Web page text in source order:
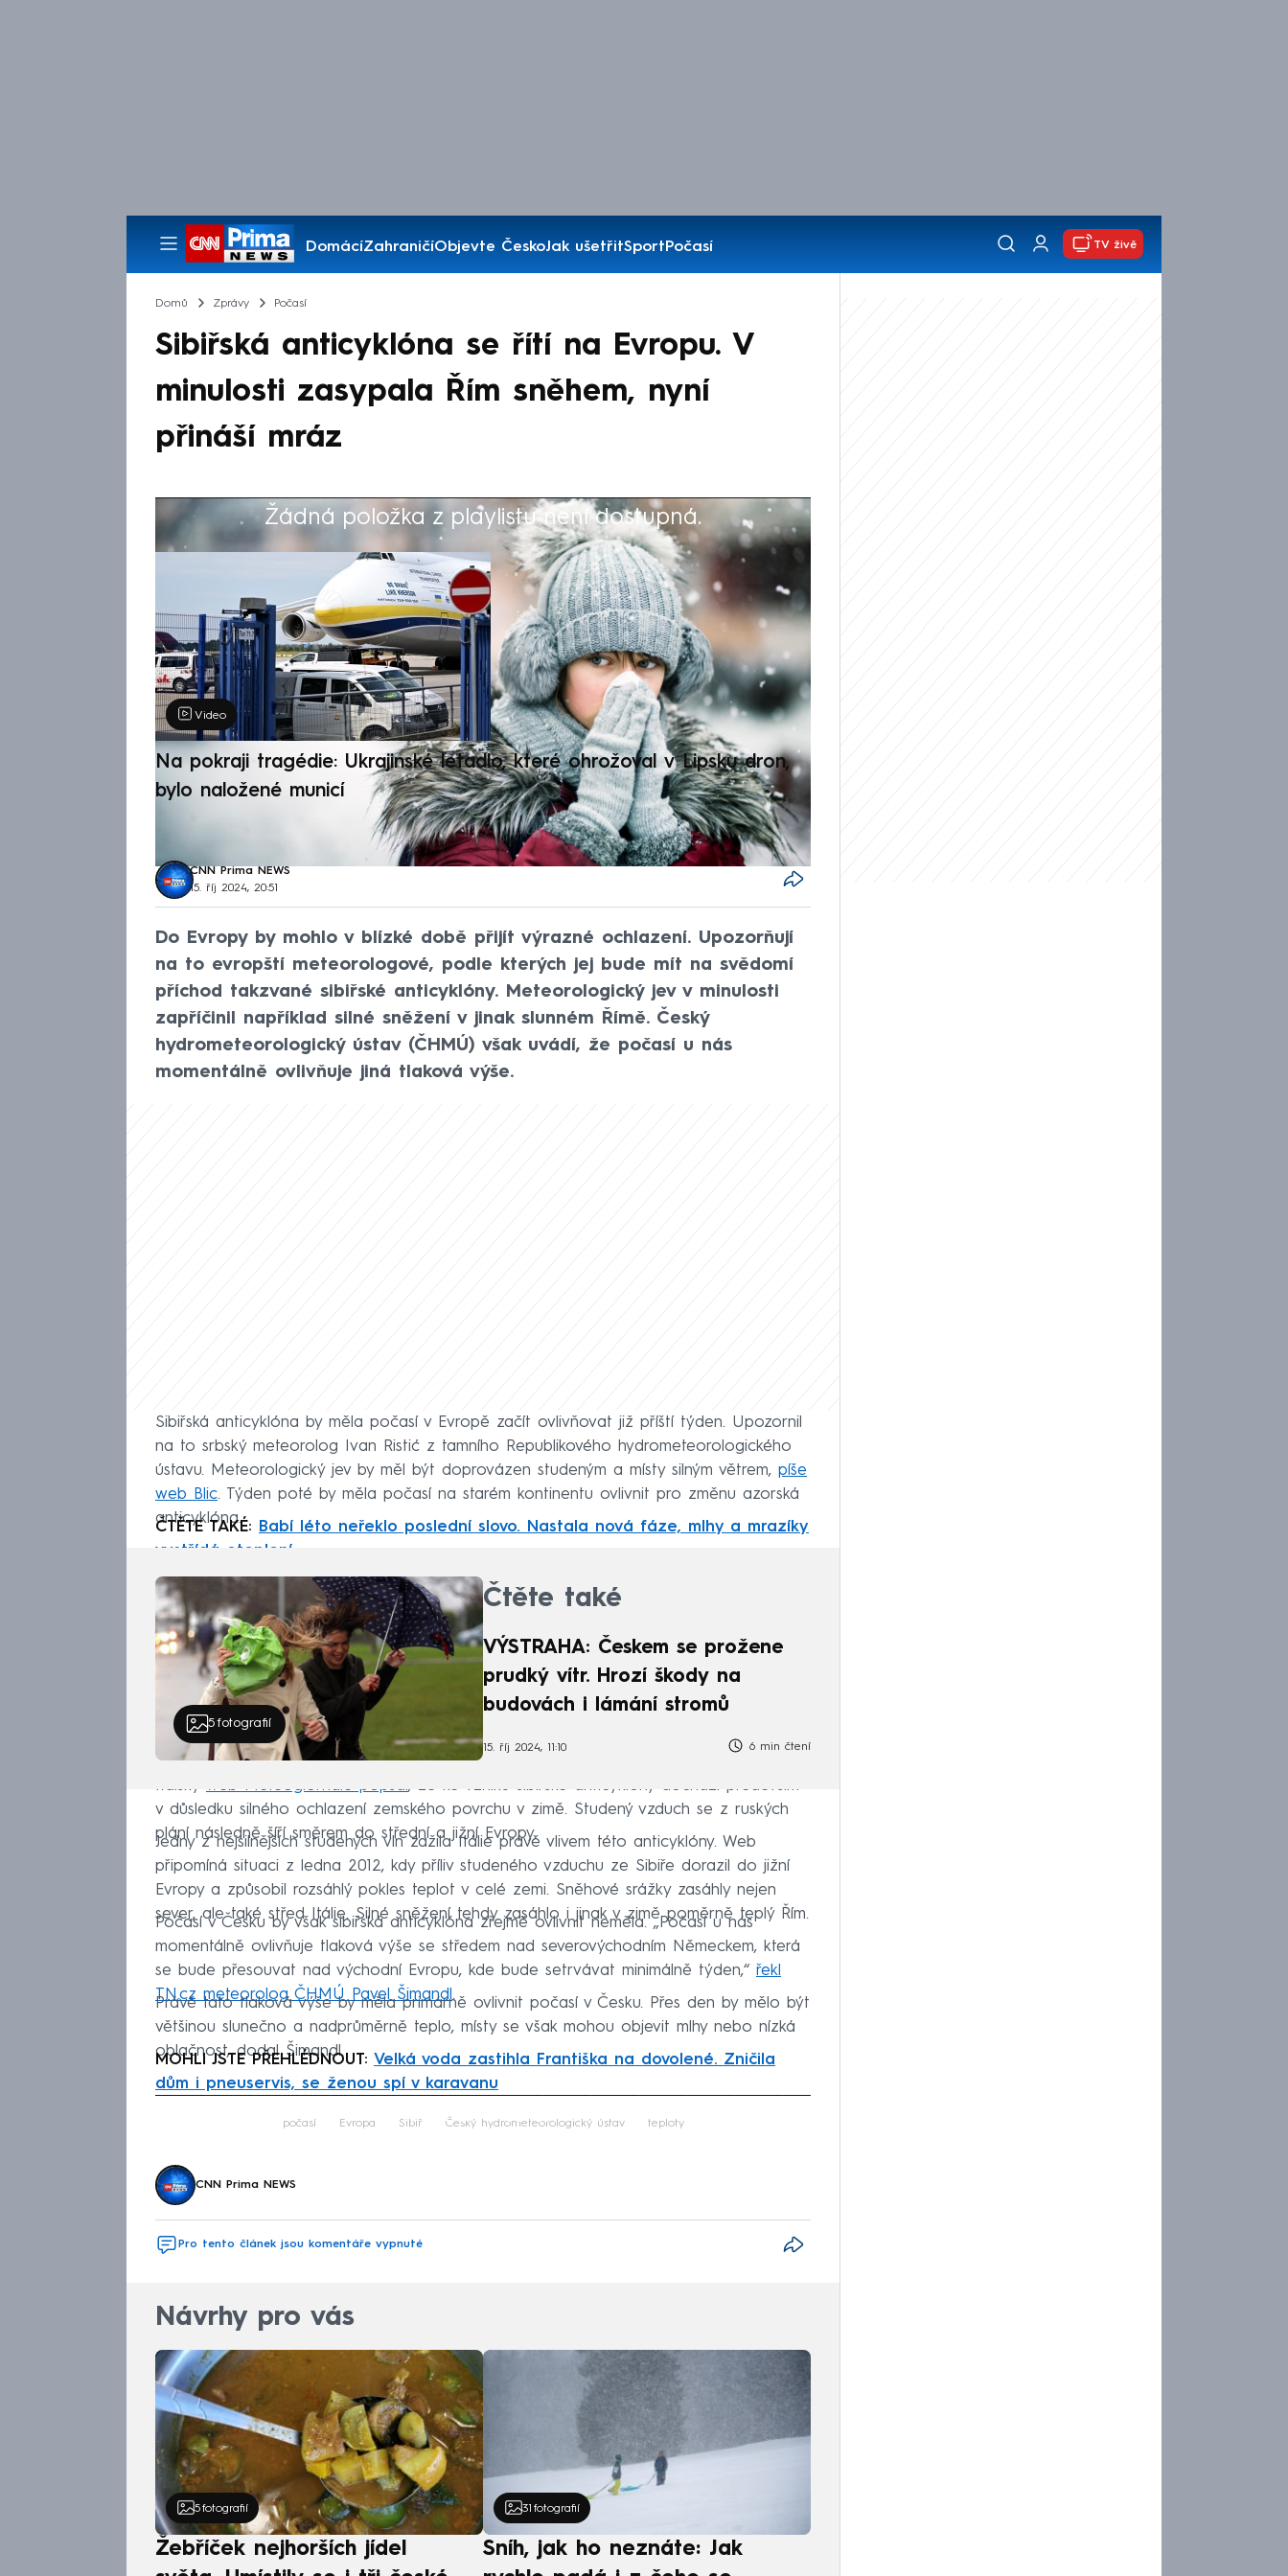
DomácíZahraničíObjevte ČeskoJak ušetřitSportPočasí
Pořady
TV živě
Domů Zprávy Počasí
Sibiřská anticyklóna se řítí na Evropu. V
minulosti zasypala Řím sněhem, nyní
přináší mráz
Žádná položka z playlistu není dostupná.
Výběr redakce
Video
Na pokraji tragédie: Ukrajinské letadlo, které ohrožoval v Lipsku dron,
bylo naložené municí
CNN Prima NEWS
15. říj 2024, 20:51
Do Evropy by mohlo v blízké době přijít výrazné ochlazení. Upozorňují
na to evropští meteorologové, podle kterých jej bude mít na svědomí
příchod takzvané sibiřské anticyklóny. Meteorologický jev v minulosti
zapříčinil například silné sněžení v jinak slunném Římě. Český
hydrometeorologický ústav (ČHMÚ) však uvádí, že počasí u nás
momentálně ovlivňuje jiná tlaková výše.
Sibiřská anticyklóna by měla počasí v Evropě začít ovlivňovat již příští týden. Upozornil
na to srbský meteorolog Ivan Ristić z tamního Republikového hydrometeorologického
ústavu. Meteorologický jev by měl být doprovázen studeným a místy silným větrem, píše
web Blic. Týden poté by měla počasí na starém kontinentu ovlivnit pro změnu azorská
anticyklóna.
ČTĚTE TAKÉ:
Babí léto neřeklo poslední slovo. Nastala nová fáze, mlhy a mrazíky
vystřídá oteplení
5fotografií
Čtěte také
VÝSTRAHA: Českem se prožene
prudký vítr. Hrozí škody na
budovách i lámání stromů
15. říj 2024, 11:10 6 min čtení
Italský web Meteogiornale popsal, že ke vzniku sibiřské anticyklóny dochází především
v důsledku silného ochlazení zemského povrchu v zimě. Studený vzduch se z ruských
plání následně šíří směrem do střední a jižní Evropy.
Jedny z nejsilnějších studených vln zažila Itálie právě vlivem této anticyklóny. Web
připomíná situaci z ledna 2012, kdy příliv studeného vzduchu ze Sibiře dorazil do jižní
Evropy a způsobil rozsáhlý pokles teplot v celé zemi. Sněhové srážky zasáhly nejen
sever, ale také střed Itálie. Silné sněžení tehdy zasáhlo i jinak v zimě poměrně teplý Řím.
Počasí v Česku by však sibiřská anticyklóna zřejmě ovlivnit neměla. „Počasí u nás
momentálně ovlivňuje tlaková výše se středem nad severovýchodním Německem, která
se bude přesouvat nad východní Evropu, kde bude setrvávat minimálně týden,“ řekl
TN.cz meteorolog ČHMÚ Pavel Šimandl .
Právě tato tlaková výše by měla primárně ovlivnit počasí v Česku. Přes den by mělo být
většinou slunečno a nadprůměrně teplo, místy se však mohou objevit mlhy nebo nízká
oblačnost, dodal Šimandl.
MOHLI JSTE PŘEHLÉDNOUT: Velká voda zastihla Františka na dovolené. Zničila
dům i pneuservis, se ženou spí v karavanu
Failed to fetch
počasí Evropa Sibiř Český hydrometeorologický ústav teploty
CNN Prima NEWS
Pro tento článek jsou komentáře vypnuté
Návrhy pro vás
5 fotografií
Žebříček nejhorších jídel
31 fotografií
Sníh, jak ho neznáte: Jak